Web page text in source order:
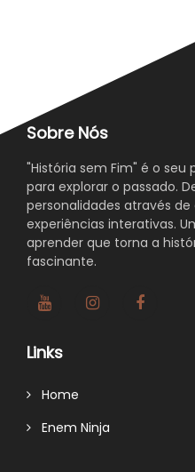
Sobre Nós
"História sem Fim" é o
para explorar o passado.
personalidades através de
experiências interativas.
aprender que torna a
fascinante.
Links
Home
Enem Ninja